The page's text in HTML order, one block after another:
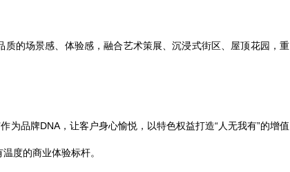
质的场景感、体验感 ，融合艺术策展、沉浸式街区、屋顶花园，重
作为品牌DNA，让客户身心愉悦，以特色权益打造“人无我有”的增值
温度的商业体验标杆。